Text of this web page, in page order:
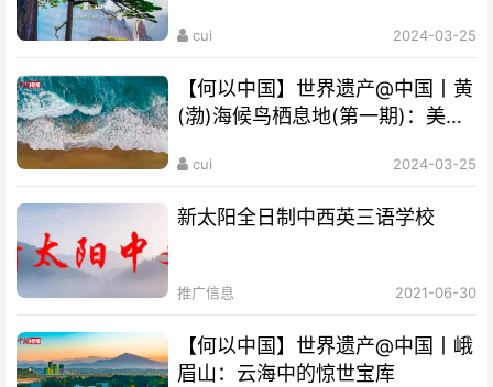
cui 2024-03-25
【何以中国】世界遗产@中国丨黄
(渤)海候鸟栖息地(第一期)：美丽
cui 2024-03-25
新太阳全日制中西英三语学校
推广信息 2021-06-30
【何以中国】世界遗产@中国丨峨
眉山：云海中的惊世宝库